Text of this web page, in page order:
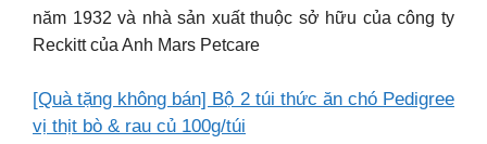
năm 1932 và nhà sản xuất thuộc sở hữu của công ty
Reckitt của Anh Mars Petcare
[Quà tặng không bán] Bộ 2 túi thức ăn chó Pedigree
vị thịt bò & rau củ 100g/túi